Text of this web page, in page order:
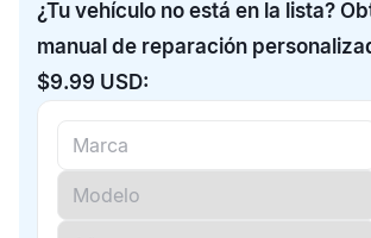
¿Tu vehículo no está en la lista?
manual de reparación
$9.99 USD: